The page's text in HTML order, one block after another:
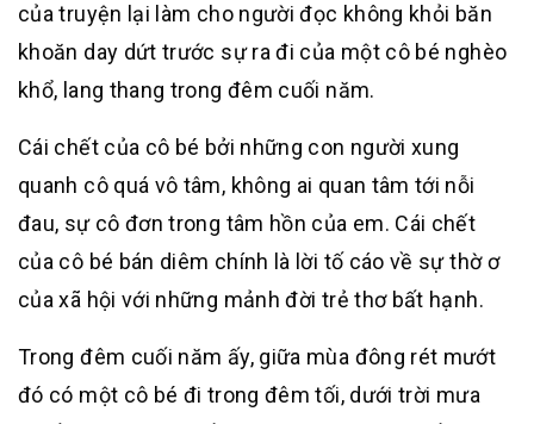
của truyện lại làm cho người đọc không khỏi băn
khoăn day dứt trước sự ra đi của một cô bé nghèo
khổ, lang thang trong đêm cuối năm.
Cái chết của cô bé bởi những con người xung
quanh cô quá vô tâm, không ai quan tâm tới nỗi
đau, sự cô đơn trong tâm hồn của em. Cái chết
của cô bé bán diêm chính là lời tố cáo về sự thờ ơ
của xã hội với những mảnh đời trẻ thơ bất hạnh.
Trong đêm cuối năm ấy, giữa mùa đông rét mướt
đó có một cô bé đi trong đêm tối, dưới trời mưa